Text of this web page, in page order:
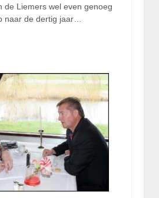
de Liemers wel even genoeg
naar de dertig jaar…